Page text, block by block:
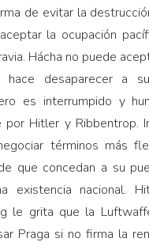
de evitar la
la ocupación
Hácha no puede
hace desaparecer a
es interrumpido y
por Hitler y Ribbentrop.
términos más
que concedan a su
existencia nacional.
le grita que la
Praga si no firma la